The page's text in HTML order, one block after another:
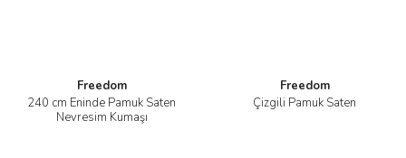
Freedom
240 cm Eninde Pamuk Saten
Nevresim Kumaşı
Freedom
Çizgili Pamuk Saten